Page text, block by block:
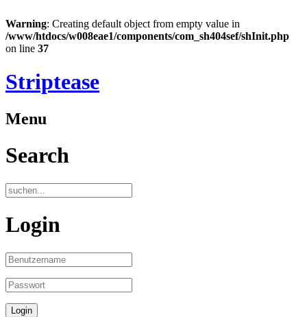
Warning: Creating default object from empty value in
/www/htdocs/w008eae1/components/com_sh404sef/shInit.php
on line 37
Striptease
Menu
Search
Login